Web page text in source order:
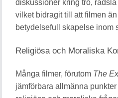
diskussioner kring tro,
vilket bidragit till att filmen
betydelsefull skapelse inom
Religiösa och Moraliska
Många filmer, förutom The
jämförbara allmänna